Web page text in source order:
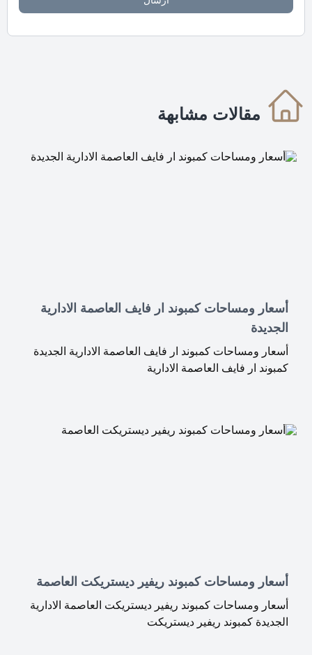
مقالات مشابهة
أسعار ومساحات كمبوند ار فايف العاصمة الادارية
الجديدة
أسعار ومساحات كمبوند ار فايف العاصمة الادارية الجديدة
كمبوند ار فايف العاصمة الادارية
أسعار ومساحات كمبوند ريفير ديستريكت العاصمة
أسعار ومساحات كمبوند ريفير ديستريكت العاصمة الادارية
الجديدة كمبوند ريفير ديستريكت